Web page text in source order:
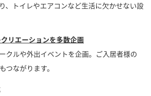
、トイレやエアコンなど生活に欠かせない設
リエーションを多数企画
クルや外出イベントを企画。ご入居者様の
つながります。